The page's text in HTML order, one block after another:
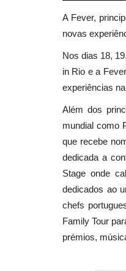
A Fever,
novas
Nos dias 18,
in Rio e a
experiências
Além dos
mundial como
que recebe
dedicada a
Stage onde
dedicados ao
chefs
Family Tour
prémios,